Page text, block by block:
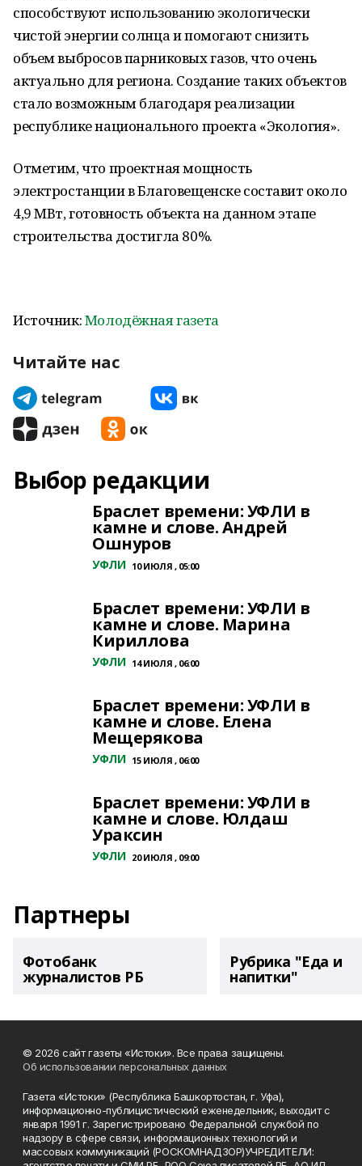
способствуют использованию экологически
чистой энергии солнца и помогают снизить
объем выбросов парниковых газов, что очень
актуально для региона. Создание таких объектов
стало возможным благодаря реализации
республике национального проекта «Экология».
Отметим, что проектная мощность
электростанции в Благовещенске составит около
4,9 МВт, готовность объекта на данном этапе
строительства достигла 80%.
Источник:Молодёжная газета
Читайте нас
Выбор редакции
Браслет времени: УФЛИ в
камне и слове. Андрей
Ошнуров
УФЛИ 10 ИЮЛЯ , 05:00
Браслет времени: УФЛИ в
камне и слове. Марина
Кириллова
УФЛИ 14 ИЮЛЯ , 06:00
Браслет времени: УФЛИ в
камне и слове. Елена
Мещерякова
УФЛИ 15 ИЮЛЯ , 06:00
Браслет времени: УФЛИ в
камне и слове. Юлдаш
Ураксин
УФЛИ 20 ИЮЛЯ , 09:00
Партнеры
Фотобанк
журналистов РБ
Рубрика "Еда и
напитки"
© 2026 сайт газеты «Истоки». Все права защищены.
Об использовании персональных данных
Газета «Истоки» (Республика Башкортостан, г. Уфа),
информационно-публицистический еженедельник, выходит с
января 1991 г. Зарегистрировано Федеральной службой по
надзору в сфере связи, информационных технологий и
массовых коммуникаций (РОСКОМНАДЗОР)УЧРЕДИТЕЛИ: